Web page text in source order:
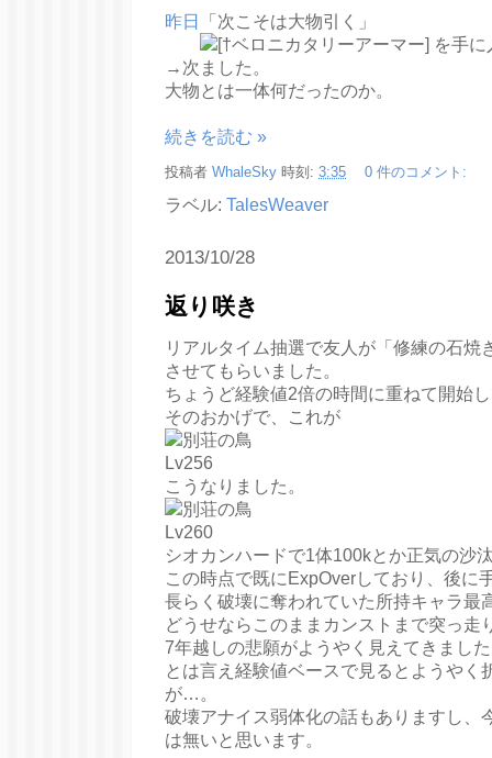
昨日 「次こそは大物引く」
→次
大物とは一体何だったのか。
続きを読む »
投稿者 WhaleSky 時刻: 3:35 0 件のコメント:
ラベル: TalesWeaver
2013/10/28
返り咲き
リアルタイム抽選で友人が「修練の石焼
させてもらいました。
ちょうど経験値2倍の時間に重ねて開始
そのおかげで、これが
こうなりました。
シオカンハードで1体100kとか正気の沙
この時点で既にExpOverしており、後に
長らく破壊に奪われていた所持キャラ最
どうせならこのままカンストまで突っ走
7年越しの悲願がようやく見えてきまし
とは言え経験値ベースで見るとようやく
が…。
破壊アナイス弱体化の話もありますし、
は無いと思います。